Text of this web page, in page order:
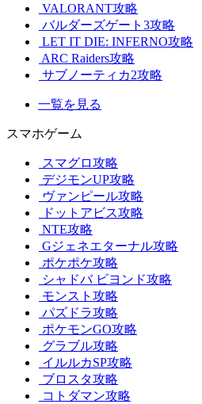
VALORANT攻略
バルダーズゲート3攻略
LET IT DIE: INFERNO攻略
ARC Raiders攻略
サブノーティカ2攻略
一覧を見る
スマホゲーム
スマグロ攻略
デジモンUP攻略
ヴァンピール攻略
ドットアビス攻略
NTE攻略
Gジェネエターナル攻略
ポケポケ攻略
シャドバ ビヨンド攻略
モンスト攻略
パズドラ攻略
ポケモンGO攻略
グラブル攻略
イルルカSP攻略
ブロスタ攻略
コトダマン攻略